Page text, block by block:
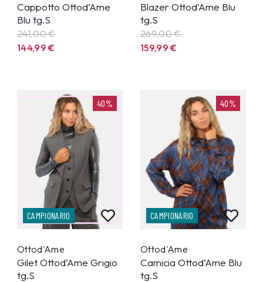
Cappotto Ottod’Ame
Blu tg.S
241,00 €
144,99€
Blazer Ottod’Ame Blu
tg.S
269,00 €
159,99€
40%
CAMPIONARIO
Ottod'Ame
Gilet Ottod’Ame Grigio
tg.S
40%
CAMPIONARIO
Ottod'Ame
Camicia Ottod’Ame Blu
tg.S